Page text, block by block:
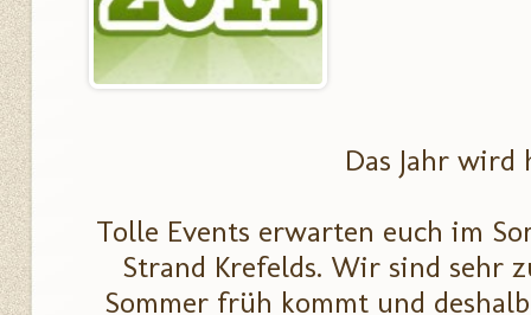
Das Jahr wird
Tolle Events erwarten euch im
Strand Krefelds. Wir sind sehr
Sommer früh kommt und